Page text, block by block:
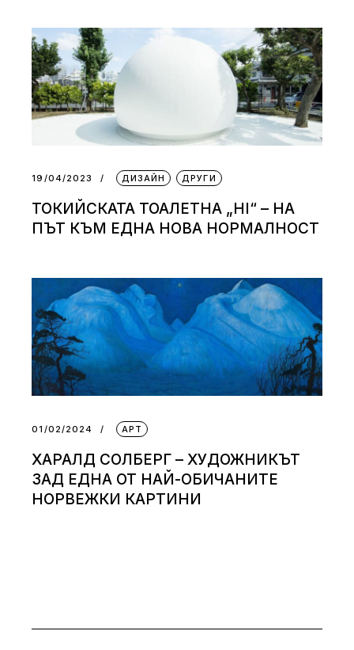
19/04/2023 ДИЗАЙН ДРУГИ
ТОКИЙСКАТА ТОАЛЕТНА „HI“ – НА
ПЪТ КЪМ ЕДНА НОВА НОРМАЛНОСТ
01/02/2024 АРТ
ХАРАЛД СОЛБЕРГ – ХУДОЖНИКЪТ
ЗАД ЕДНА ОТ НАЙ-ОБИЧАНИТЕ
НОРВЕЖКИ КАРТИНИ